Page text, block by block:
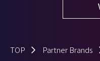
TOP Partner Brands